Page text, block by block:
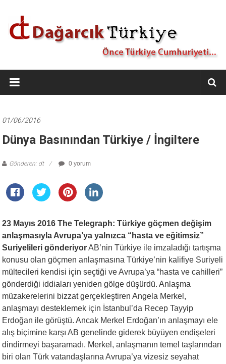
Dağarcık
Türkiye
Türkiye
01/06/2016
Dünya Basınından Türkiye / İngiltere
Gönderen: dt 0 yorum
23 Mayıs 2016 The Telegraph: Türkiye göçmen değişim
anlaşmasıyla Avrupa’ya yalnızca “hasta ve eğitimsiz”
Suriyelileri gönderiyorAB’nin Türkiye ile imzaladığı tartışma
konusu olan göçmen anlaşmasına Türkiye’nin kalifiye Suriyeli
mültecileri kendisi için seçtiği ve Avrupa’ya “hasta ve cahilleri”
gönderdiği iddiaları yeniden gölge düşürdü. Anlaşma
müzakerelerini bizzat gerçekleştiren Angela Merkel,
anlaşmayı desteklemek için İstanbul’da Recep Tayyip
Erdoğan ile görüştü. Ancak Merkel Erdoğan’ın anlaşmayı ele
alış biçimine karşı AB genelinde giderek büyüyen endişeleri
dindirmeyi başaramadı. Merkel, anlaşmanın temel taşlarından
biri olan Türk vatandaşlarına Avrupa’ya vizesiz seyahat